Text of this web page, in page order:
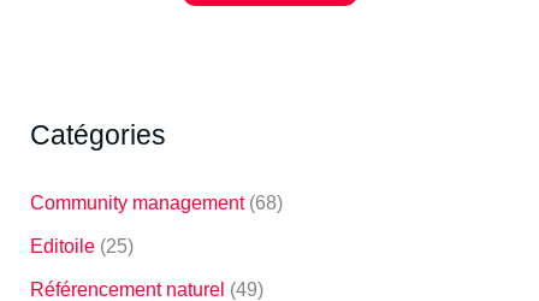
Catégories
Community management(68)
Editoile (25)
Référencement naturel (49)